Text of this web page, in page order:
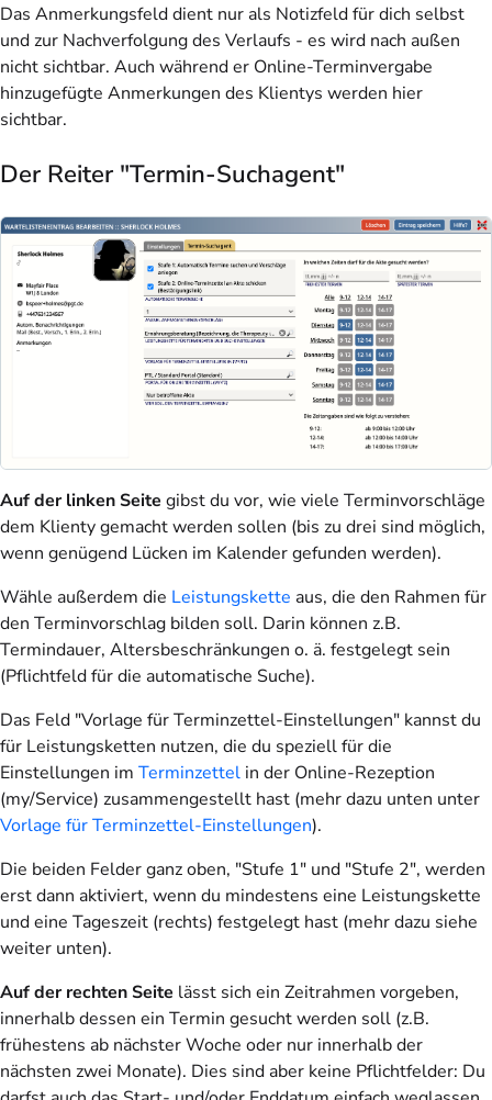
Das Anmerkungsfeld dient nur als Notizfeld für dich selbst
und zur Nachverfolgung des Verlaufs - es wird nach außen
nicht sichtbar. Auch während er Online-Terminvergabe
hinzugefügte Anmerkungen des Klientys werden hier
sichtbar.
Der Reiter "Termin-Suchagent"
Auf der linken Seite gibst du vor, wie viele Terminvorschläge
dem Klienty gemacht werden sollen (bis zu drei sind möglich,
wenn genügend Lücken im Kalender gefunden werden).
Wähle außerdem die Leistungskette aus, die den Rahmen für
den Terminvorschlag bilden soll. Darin können z.B.
Termindauer, Altersbeschränkungen o. ä. festgelegt sein
(Pflichtfeld für die automatische Suche).
Das Feld "Vorlage für Terminzettel-Einstellungen" kannst du
für Leistungsketten nutzen, die du speziell für die
Einstellungen im Terminzettel in der Online-Rezeption
(my/Service) zusammengestellt hast (mehr dazu unten unter
Vorlage für Terminzettel-Einstellungen).
Die beiden Felder ganz oben, "Stufe 1" und "Stufe 2", werden
erst dann aktiviert, wenn du mindestens eine Leistungskette
und eine Tageszeit (rechts) festgelegt hast (mehr dazu siehe
weiter unten).
Auf der rechten Seite lässt sich ein Zeitrahmen vorgeben,
innerhalb dessen ein Termin gesucht werden soll (z.B.
frühestens ab nächster Woche oder nur innerhalb der
nächsten zwei Monate). Dies sind aber keine Pflichtfelder: Du